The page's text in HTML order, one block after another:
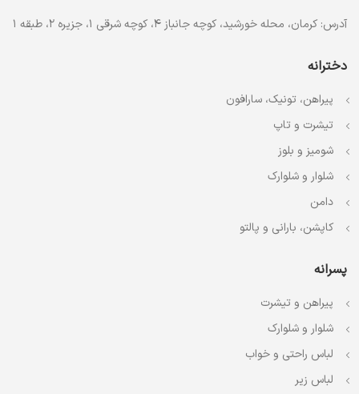
آدرس: کرمان، محله خورشید، کوچه جانباز 4، کوچه شرقی 1، جزیره 2، طبقه 1
دخترانه
پیراهن، تونیک، سارافون
تیشرت و تاپ
شومیز و بلوز
شلوار و شلوارک
دامن
کاپشن، بارانی و پالتو
پسرانه
پیراهن و تیشرت
شلوار و شلوارک
لباس راحتی و خواب
لباس زیر